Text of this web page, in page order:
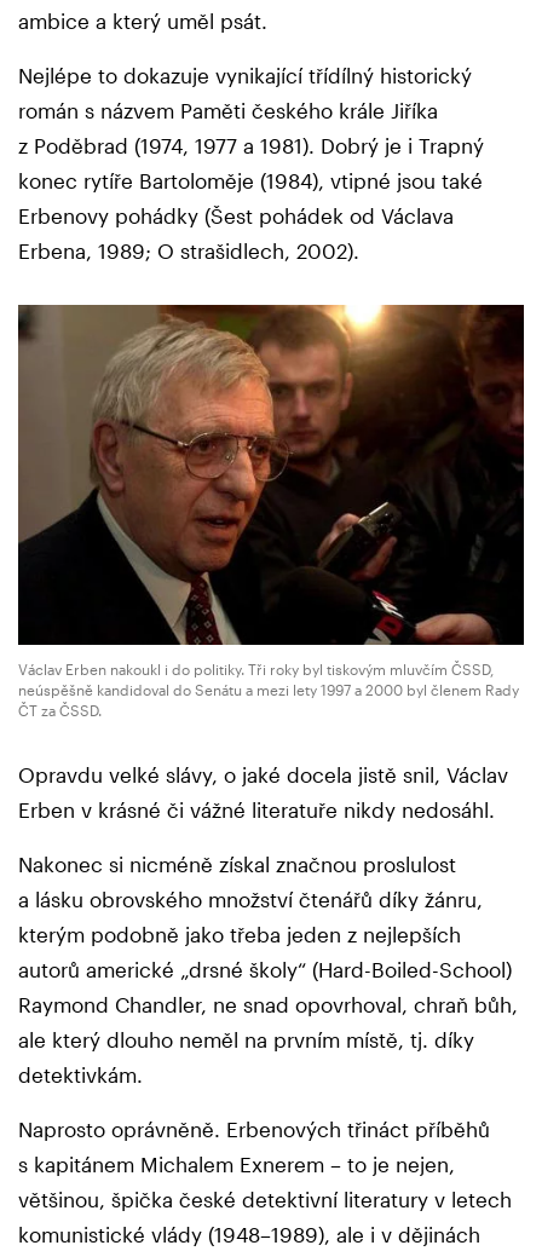
ambice a který uměl psát.
Nejlépe to dokazuje vynikající třídílný historický
román s názvem Paměti českého krále Jiříka
z Poděbrad (1974, 1977 a 1981). Dobrý je i Trapný
konec rytíře Bartoloměje (1984), vtipné jsou také
Erbenovy pohádky (Šest pohádek od Václava
Erbena, 1989; O strašidlech, 2002).
Václav Erben nakoukl i do politiky. Tři roky byl tiskovým mluvčím ČSSD,
neúspěšně kandidoval do Senátu a mezi lety 1997 a 2000 byl členem Rady
ČT za ČSSD.
Opravdu velké slávy, o jaké docela jistě snil, Václav
Erben v krásné či vážné literatuře nikdy nedosáhl.
Nakonec si nicméně získal značnou proslulost
a lásku obrovského množství čtenářů díky žánru,
kterým podobně jako třeba jeden z nejlepších
autorů americké „drsné školy“ (Hard-Boiled-School)
Raymond Chandler, ne snad opovrhoval, chraň bůh,
ale který dlouho neměl na prvním místě, tj. díky
detektivkám.
Naprosto oprávněně. Erbenových třináct příběhů
s kapitánem Michalem Exnerem – to je nejen,
většinou, špička české detektivní literatury v letech
komunistické vlády (1948–1989), ale i v dějinách